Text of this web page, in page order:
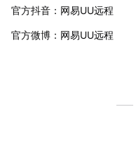
官方抖音：网易UU远程
官方微博：网易UU远程